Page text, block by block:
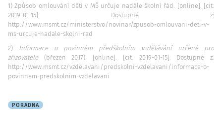
1) Způsob omlouvání dětí v MŠ určuje nadále školní řád. [online]. [cit.
2019-01-15]. Dostupné z:
http://www.msmt.cz/ministerstvo/novinar/zpusob-omlouvani-deti-v-
ms-urcuje-nadale-skolni-rad
2) Informace o povinném předškolním vzdělávání určené pro
zřizovatele (březen 2017). [online]. [cit. 2019-01-15]. Dostupné z:
http://www.msmt.cz/vzdelavani/predskolni-vzdelavani/informace-o-
povinnem-predskolnim-vzdelavani
PORADNA